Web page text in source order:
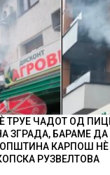
ТРУЕ ЧАДОТ ОД
ЗГРАДА, БАРАМЕ
КАРПОШ НÈ
РУЗВЕЛТОВА